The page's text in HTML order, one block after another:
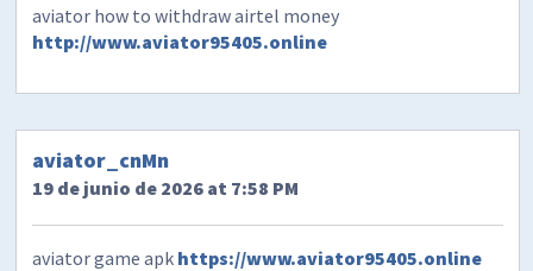
aviator how to withdraw airtel money
http://www.aviator95405.online
aviator_cnMn
19 de junio de 2026 at 7:58 PM
aviator game apk https://www.aviator95405.online